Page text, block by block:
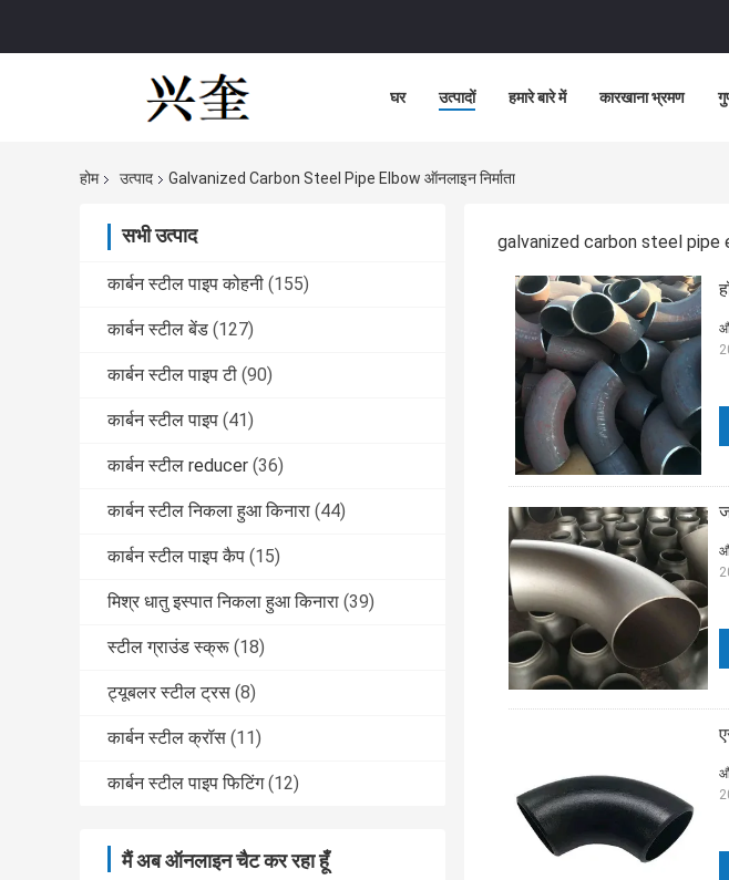
घर उत्पादों हमारे बारे में कारखाना भ्रमण
होम उत्पाद Galvanized Carbon Steel Pipe Elbow ऑनलाइन निर्माता
सभी उत्पाद
कार्बन स्टील पाइप कोहनी (155)
कार्बन स्टील बेंड (127)
कार्बन स्टील पाइप टी (90)
कार्बन स्टील पाइप (41)
कार्बन स्टील reducer (36)
कार्बन स्टील निकला हुआ किनारा (44)
कार्बन स्टील पाइप कैप (15)
मिश्र धातु इस्पात निकला हुआ किनारा (39)
स्टील ग्राउंड स्क्रू (18)
ट्यूबलर स्टील ट्रस (8)
कार्बन स्टील क्रॉस (11)
कार्बन स्टील पाइप फिटिंग (12)
मैं अब ऑनलाइन चैट कर रहा हूँ
galvanized carbon steel pipe